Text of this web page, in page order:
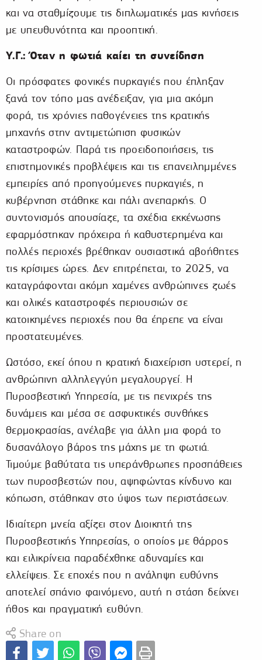
και να σταθμίζουμε τις διπλωματικές μας κινήσεις
με υπευθυνότητα και προοπτική.
Υ.Γ.: Όταν η φωτιά καίει τη συνείδηση
Οι πρόσφατες φονικές πυρκαγιές που έπληξαν
ξανά τον τόπο μας ανέδειξαν, για μια ακόμη
φορά, τις χρόνιες παθογένειες της κρατικής
μηχανής στην αντιμετώπιση φυσικών
καταστροφών. Παρά τις προειδοποιήσεις, τις
επιστημονικές προβλέψεις και τις επανειλημμένες
εμπειρίες από προηγούμενες πυρκαγιές, η
κυβέρνηση στάθηκε και πάλι ανεπαρκής. Ο
συντονισμός απουσίαζε, τα σχέδια εκκένωσης
εφαρμόστηκαν πρόχειρα ή καθυστερημένα και
πολλές περιοχές βρέθηκαν ουσιαστικά αβοήθητες
τις κρίσιμες ώρες. Δεν επιτρέπεται, το 2025, να
καταγράφονται ακόμη χαμένες ανθρώπινες ζωές
και ολικές καταστροφές περιουσιών σε
κατοικημένες περιοχές που θα έπρεπε να είναι
προστατευμένες.
Ωστόσο, εκεί όπου η κρατική διαχείριση υστερεί, η
ανθρώπινη αλληλεγγύη μεγαλουργεί. Η
Πυροσβεστική Υπηρεσία, με τις πενιχρές της
δυνάμεις και μέσα σε ασφυκτικές συνθήκες
θερμοκρασίας, ανέλαβε για άλλη μια φορά το
δυσανάλογο βάρος της μάχης με τη φωτιά.
Τιμούμε βαθύτατα τις υπεράνθρωπες προσπάθειες
των πυροσβεστών που, αψηφώντας κίνδυνο και
κόπωση, στάθηκαν στο ύψος των περιστάσεων.
Ιδιαίτερη μνεία αξίζει στον Διοικητή της
Πυροσβεστικής Υπηρεσίας, ο οποίος με θάρρος
και ειλικρίνεια παραδέχθηκε αδυναμίες και
ελλείψεις. Σε εποχές που η ανάληψη ευθύνης
αποτελεί σπάνιο φαινόμενο, αυτή η στάση δείχνει
ήθος και πραγματική ευθύνη.
Share on